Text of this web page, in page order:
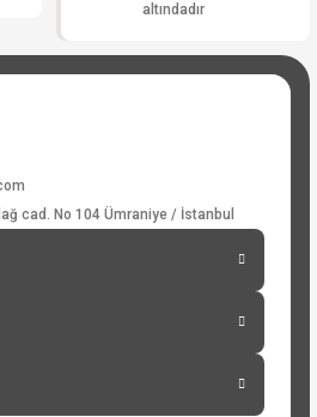
altındadır
cad. No 104 Ümraniye / İstanbul